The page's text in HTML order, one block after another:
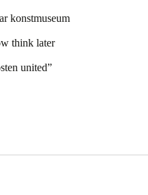
konstmuseum
think later
united”